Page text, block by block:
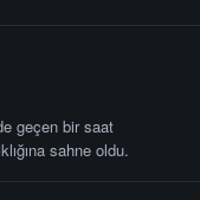
geçen bir saat
sahne oldu.